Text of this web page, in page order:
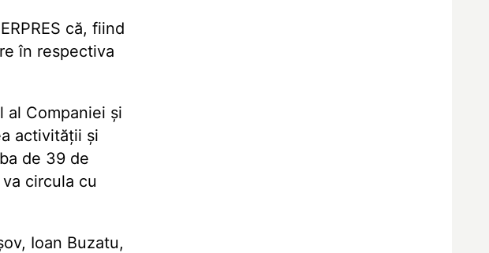
că, fiind
în respectiva
al Companiei și
activității și
de 39 de
circula cu
Ioan Buzatu,